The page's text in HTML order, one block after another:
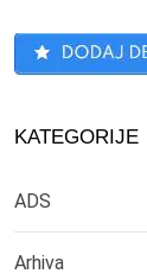
KATEGORIJE
ADS
Arhiva